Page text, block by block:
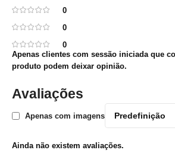
0
0
0
Avaliações
Apenas com imagens
Ainda não existem avaliações.
Apenas clientes com sessão iniciada que
produto podem deixar opinião.